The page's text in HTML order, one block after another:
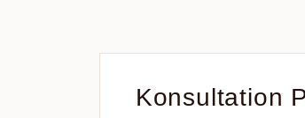
Konsultation